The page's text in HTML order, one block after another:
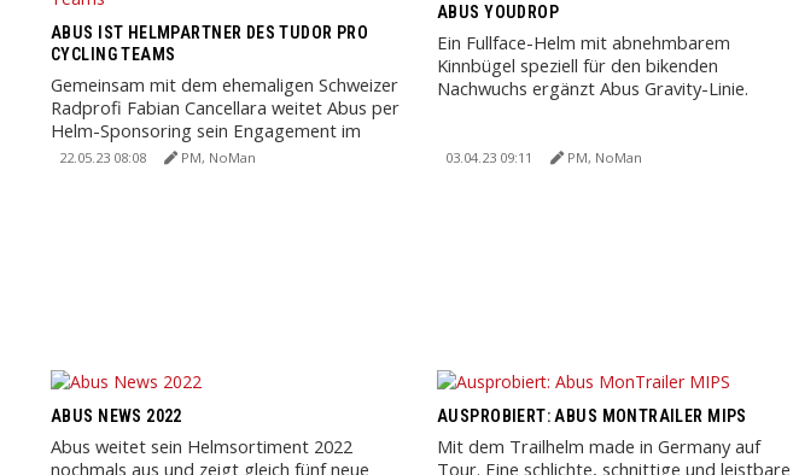
ABUS IST HELMPARTNER DES TUDOR PRO
CYCLING TEAMS
Gemeinsam mit dem ehemaligen Schweizer
Radprofi Fabian Cancellara weitet Abus per
Helm-Sponsoring sein Engagement im
Profiradsport aus.
22.05.23 08:08 PM, NoMan
ABUS YOUDROP
Ein Fullface-Helm mit abnehmbarem
Kinnbügel speziell für den bikenden
Nachwuchs ergänzt Abus Gravity-Linie.
03.04.23 09:11 PM, NoMan
ABUS NEWS 2022
Abus weitet sein Helmsortiment 2022
nochmals aus und zeigt gleich fünf neue
AUSPROBIERT: ABUS MONTRAILER MIPS
Mit dem Trailhelm made in Germany auf
Tour. Eine schlichte, schnittige und leistbare